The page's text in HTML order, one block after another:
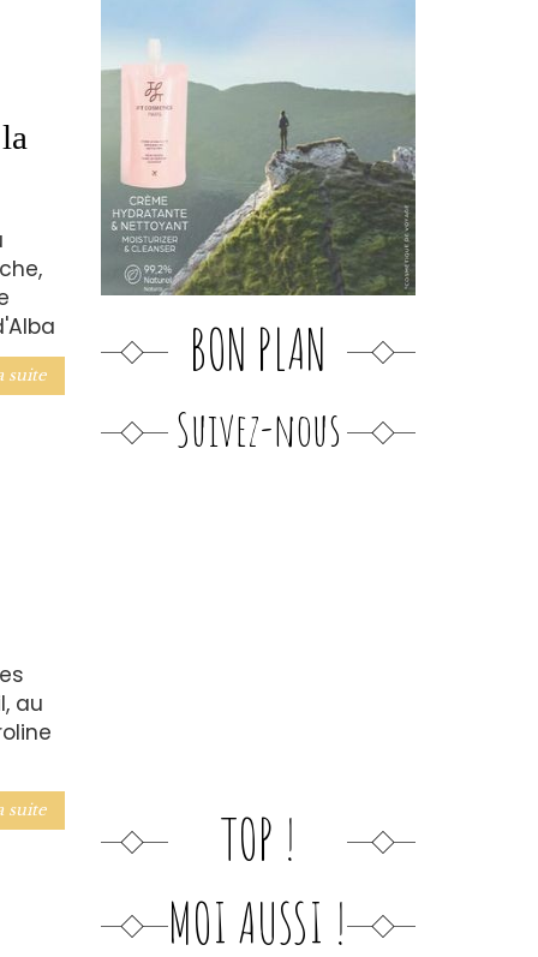
suite
au
suite
BON PLAN
Suivez-nous
TOP !
MOI AUSSI !